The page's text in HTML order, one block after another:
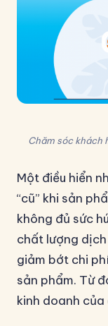
Chăm sóc khách
Một điều hiển
“cũ” khi sản
không đủ sức
chất lượng dịch
giảm bớt chi
sản phẩm. Từ
kinh doanh